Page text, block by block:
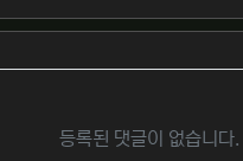
등록된 댓글이 없습니다.